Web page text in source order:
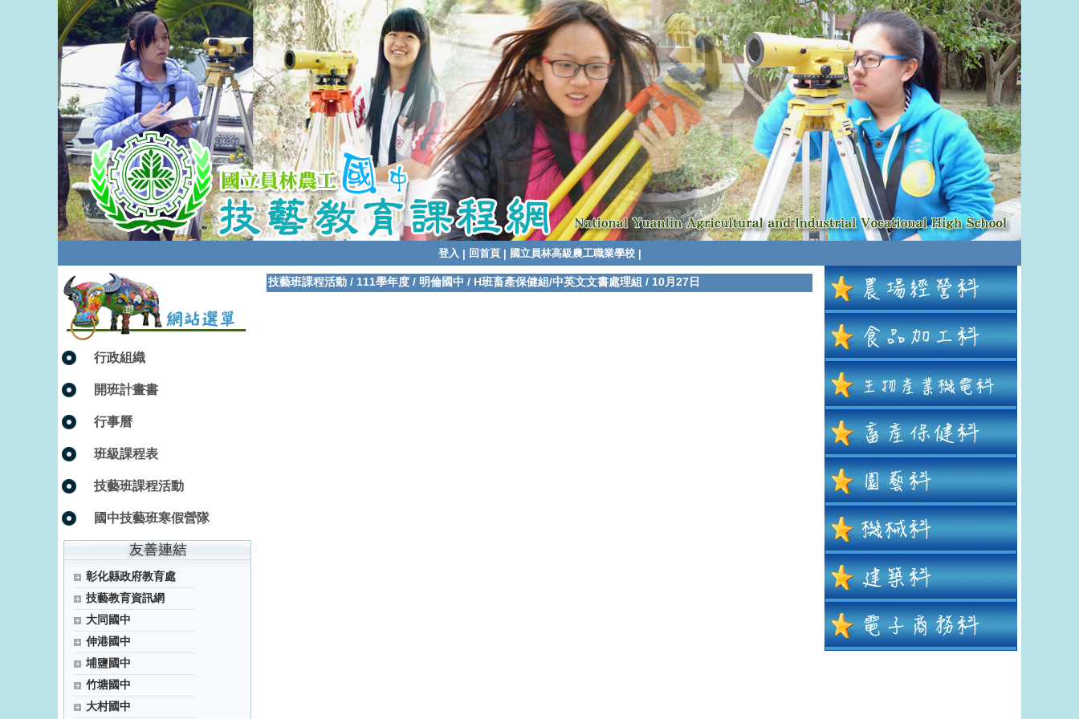
登入 | 回首頁| 國立員林高級農工職業學校|
行政組織
開班計畫書
行事曆
班級課程表
技藝班課程活動
國中技藝班寒假營隊
彰化縣政府教育處
技藝教育資訊網
大同國中
伸港國中
埔鹽國中
竹塘國中
大村國中
技藝班課程活動 / 111學年度 / 明倫國中 / H班畜產保健組/中英文文書處理組 / 10月27日